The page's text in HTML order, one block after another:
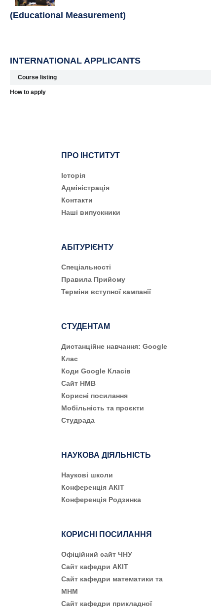
(Educational Measurement)
INTERNATIONAL APPLICANTS
Course listing
How to apply
ПРО ІНСТИТУТ
Історія
Адміністрація
Контакти
Наші випускники
АБІТУРІЄНТУ
Cпеціальності
Правила Прийому
Терміни вступної кампанії
СТУДЕНТАМ
Дистанційне навчання: Google
Клас
Коди Google Класів
Сайт НМВ
Корисні посилання
Мобільність та проєкти
Студрада
НАУКОВА ДІЯЛЬНІСТЬ
Наукові школи
Конференція АКІТ
Конференція Родзинка
КОРИСНІ ПОСИЛАННЯ
Офіційний сайт ЧНУ
Сайт кафедри АКІТ
Сайт кафедри математики та
МНМ
Сайт кафедри прикладної